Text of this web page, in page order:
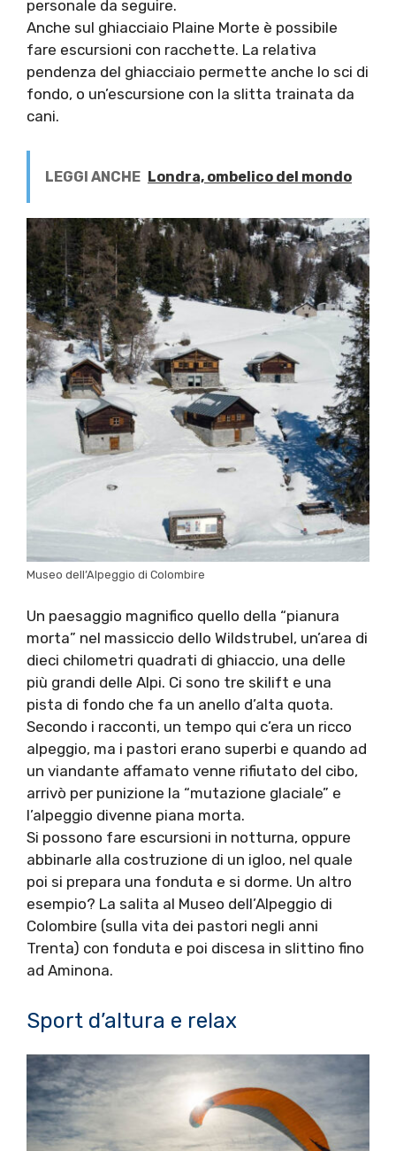
personale da seguire.
Anche sul ghiacciaio Plaine Morte è possibile
fare escursioni con racchette. La relativa
pendenza del ghiacciaio permette anche lo sci di
fondo, o un’escursione con la slitta trainata da
cani.
LEGGI ANCHE Londra, ombelico del mondo
Museo dell’Alpeggio di Colombire
Un paesaggio magnifico quello della “pianura
morta” nel massiccio dello Wildstrubel, un’area di
dieci chilometri quadrati di ghiaccio, una delle
più grandi delle Alpi. Ci sono tre skilift e una
pista di fondo che fa un anello d’alta quota.
Secondo i racconti, un tempo qui c’era un ricco
alpeggio, ma i pastori erano superbi e quando ad
un viandante affamato venne rifiutato del cibo,
arrivò per punizione la “mutazione glaciale” e
l’alpeggio divenne piana morta.
Si possono fare escursioni in notturna, oppure
abbinarle alla costruzione di un igloo, nel quale
poi si prepara una fonduta e si dorme. Un altro
esempio? La salita al Museo dell’Alpeggio di
Colombire (sulla vita dei pastori negli anni
Trenta) con fonduta e poi discesa in slittino fino
ad Aminona.
Sport d’altura e relax